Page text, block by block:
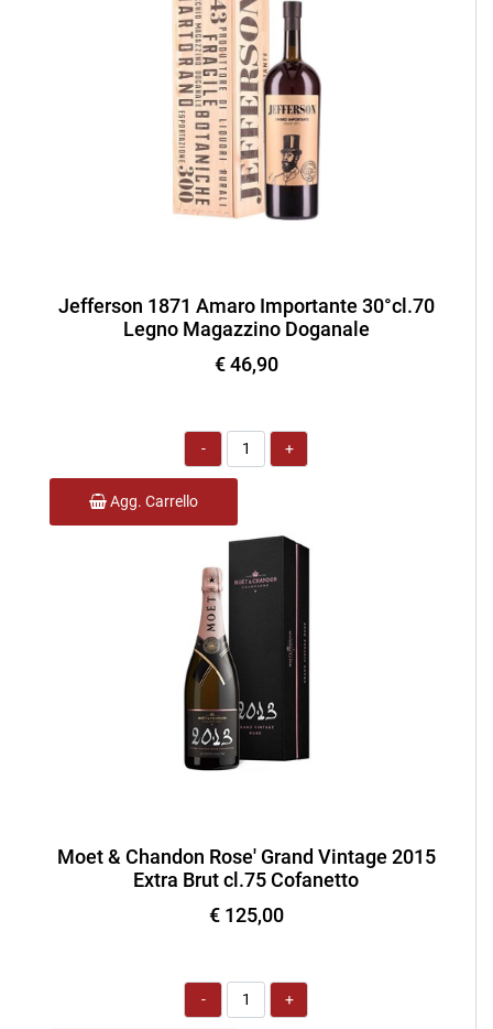
Jefferson 1871 Amaro Importante 30°cl.70
Legno Magazzino Doganale
€ 46,90
Quantità
Agg. Carrello
Moet & Chandon Rose' Grand Vintage 2015
Extra Brut cl.75 Cofanetto
€ 125,00
Quantità